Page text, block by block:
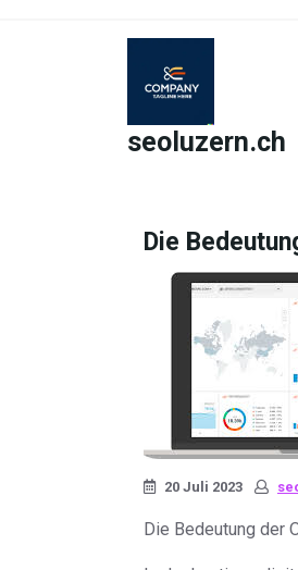
seoluzern.ch
Die
20 Juli 2023
Die Bedeutung der